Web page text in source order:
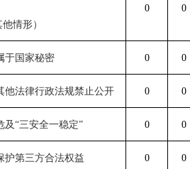
情形）
0 0
于国家秘密 0 0
他法律行政法规禁止公开 0 0
及“三安全一稳定” 0 0
护第三方合法权益 0 0